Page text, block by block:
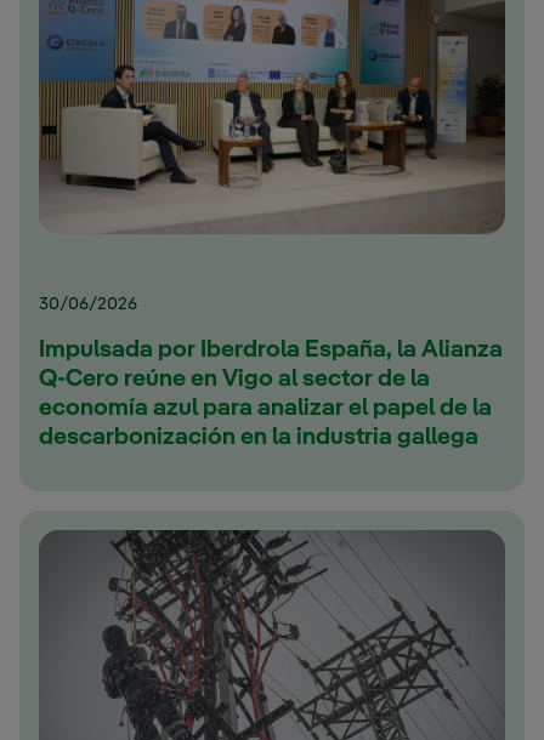
30/06/2026
Impulsada por Iberdrola España, la Alianza
Q-Cero reúne en Vigo al sector de la
economía azul para analizar el papel de la
descarbonización en la industria gallega